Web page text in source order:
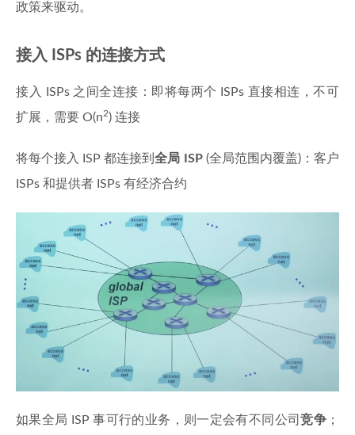
政策来驱动。
接入 ISPs 的连接方式
接入 ISPs 之间全连接：即将每两个 ISPs 直接相连，不可
扩展，需要 O(n2) 连接
将每个接入 ISP 都连接到全局 ISP(全局范围内覆盖)：客户
ISPs 和提供者 ISPs 有经济合约
如果全局 ISP 事可行的业务，则一定会有不同公司竞争 ；